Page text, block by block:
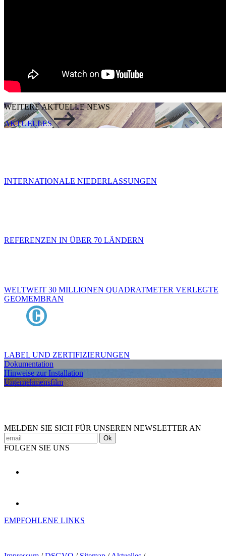
WEITERE AKTUELLE NEWS
AKTUELLES
INTERNATIONALE NIEDERLASSUNGEN
REFERENZEN IN ÜBER 70 LÄNDERN
WELTWEIT 30 MILLIONEN QUADRATMETER VERLEGTE
GEOMEMBRAN
LABEL UND ZERTIFIZIERUNGEN
Dokumentation
Hinweise zur Installation
Unternehmensfilm
MELDEN SIE SICH FÜR UNSEREN NEWSLETTER AN
Ok
FOLGEN SIE UNS
EMPFOHLENE LINKS